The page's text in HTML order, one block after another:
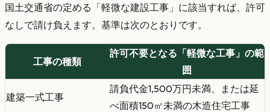
国土交通省の定める「軽微な建設工事」に該当すれば、許可
なしで請け負えます。基準は次のとおりです。
工事の種類
許可不要となる「軽微な工事」の範
囲
建築一式工事
請負代金1,500万円未満、または延
べ面積150㎡未満の木造住宅工事